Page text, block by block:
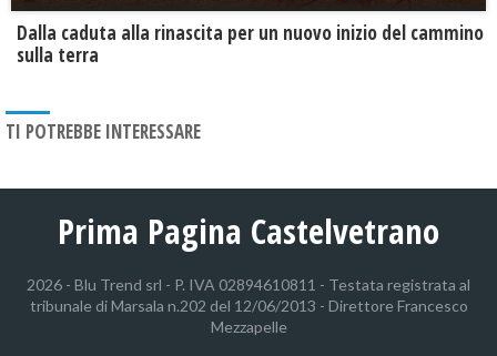
Dalla caduta alla rinascita per un nuovo inizio del cammino
sulla terra
TI POTREBBE INTERESSARE
Prima Pagina Castelvetrano
2026 - Blu Trend srl - P. IVA 02894610811 - Testata registrata al
tribunale di Marsala n.202 del 12/06/2013 - Direttore Francesco
Mezzapelle